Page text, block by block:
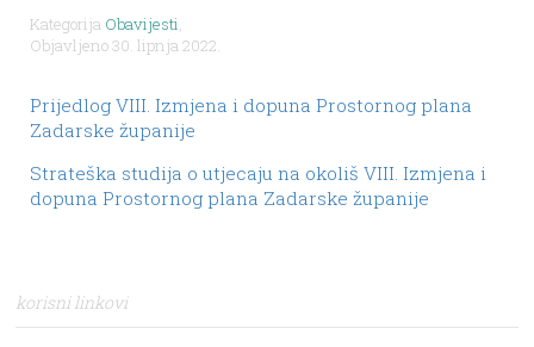
Kategorija Obavijesti,
Objavljeno 30. lipnja 2022.
Prijedlog VIII. Izmjena i dopuna Prostornog plana
Zadarske županije
Strateška studija o utjecaju na okoliš VIII. Izmjena i
dopuna Prostornog plana Zadarske županije
korisni linkovi